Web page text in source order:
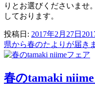
りとお選びくださいませ
しております。
投稿日: 2017年2月27日
県から春のたよりが届き
春のtamaki